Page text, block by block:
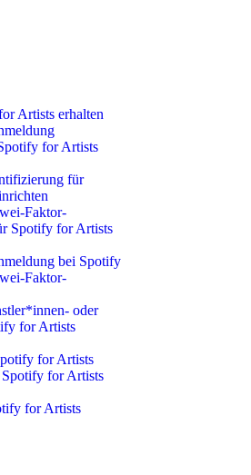
Artists erhalten
for Artists
für
Faktor-
Spotify for Artists
bei Spotify
Faktor-
oder
for Artists
for Artists
Spotify for Artists
for Artists